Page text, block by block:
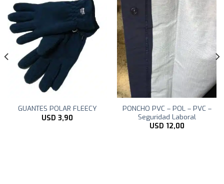
GUANTES POLAR FLEECY
USD 3,90
PONCHO PVC – POL – PVC –
Seguridad Laboral
USD 12,00